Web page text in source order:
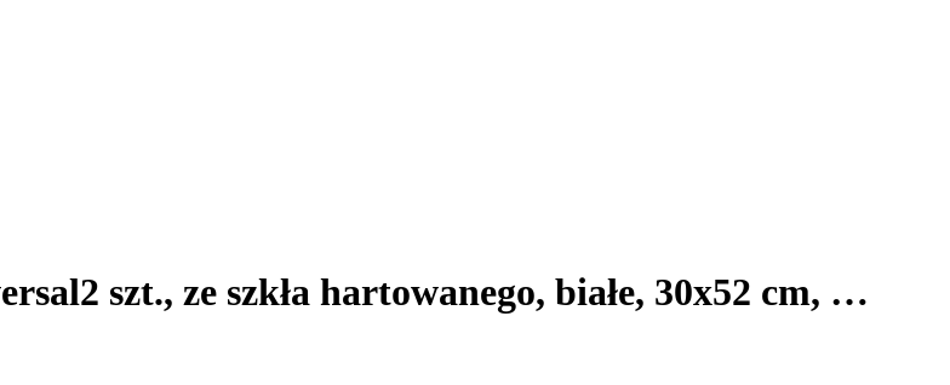
2 szt., ze szkła hartowanego, białe, 30x52 cm, …